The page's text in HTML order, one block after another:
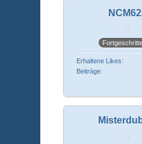
Erhaltene Likes
Beiträge